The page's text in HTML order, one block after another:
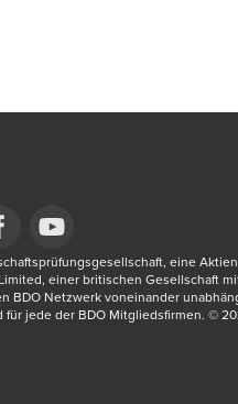
window/tab
in a new window/tab
Opens in a new window/tab
eine
einer britischen Gesellschaft
BDO Netzwerk voneinander
für jede der BDO Mitgliedsfirmen.​ ©